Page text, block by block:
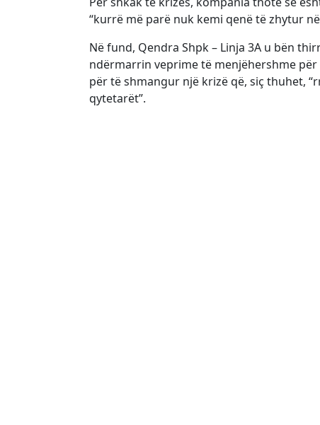
“kurrë më parë nuk kemi qenë të zhytur
Në fund, Qendra Shpk – Linja 3A u bën
ndërmarrin veprime të menjëhershme
për të shmangur një krizë që, siç thuhet,
qytetarët”.